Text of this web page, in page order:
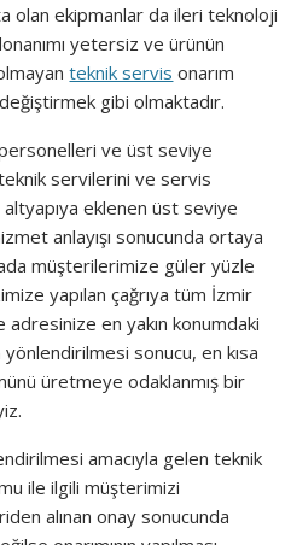
olan ekipmanlar da ileri teknoloji
yetersiz ve ürünün
teknik servis onarım
gibi olmaktadır.
ve üst seviye
servilerini ve servis
altyapıya eklenen üst seviye
anlayışı sonucunda ortaya
müşterilerimize güler yüzle
yapılan çağrıya tüm İzmir
en yakın konumdaki
sonucu, en kısa
üretmeye odaklanmış bir
amacıyla gelen teknik
ile ilgili müşterimizi
alınan onay sonucunda